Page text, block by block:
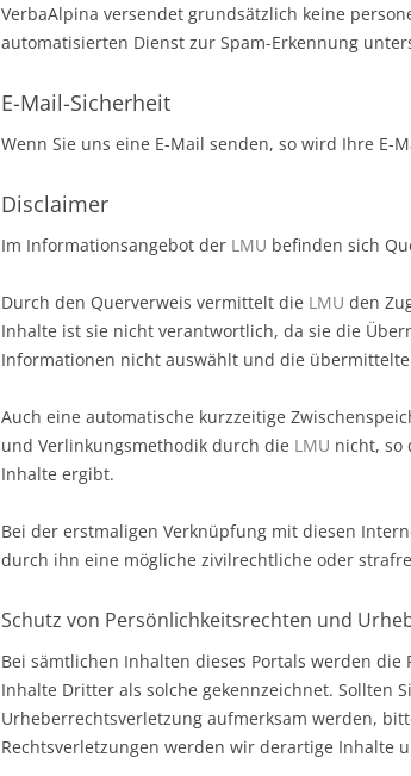
VerbaAlpina versendet grundsätzlich keine
automatisierten Dienst zur Spam-Erkennung
E-Mail-Sicherheit
Wenn Sie uns eine E-Mail senden, so wird Ihre
Disclaimer
Im Informationsangebot der LMU befinden sich
Durch den Querverweis vermittelt die LMU den
Inhalte ist sie nicht verantwortlich, da sie die
Informationen nicht auswählt und die
Auch eine automatische kurzzeitige
und Verlinkungsmethodik durch die LMU nicht, so
Inhalte ergibt.
Bei der erstmaligen Verknüpfung mit diesen
durch ihn eine mögliche zivilrechtliche oder
Schutz von Persönlichkeitsrechten und
Bei sämtlichen Inhalten dieses Portals werden
Inhalte Dritter als solche gekennzeichnet. Sollten
Urheberrechtsverletzung aufmerksam werden,
Rechtsverletzungen werden wir derartige Inhalte